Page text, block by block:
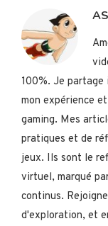
100%. Je
mon expérience
gaming. Mes
pratiques et de
jeux. Ils sont le
virtuel, marqué
continus.
d'exploration, et